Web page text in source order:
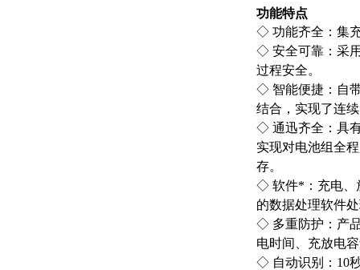
功能特点
◇ 功能齐全：集
◇ 安全可靠：采
过程安全。
◇ 智能便捷：自
结合，实现了连
◇ 通迅齐全：具
实现对电池组全
存。
◇ 软件*：充电、
的数据处理软件
◇ 多重防护：产
电时间、充放电
◇ 自动识别：10